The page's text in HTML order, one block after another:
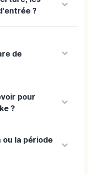
?
keyboard_arrow_down
de
keyboard_arrow_down
pour
?
keyboard_arrow_down
ou la période
keyboard_arrow_down